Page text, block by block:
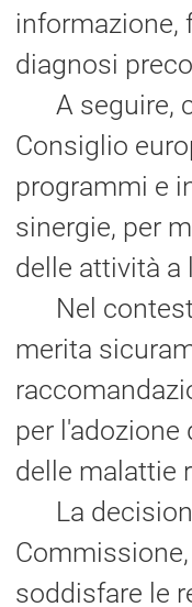
informazione,
diagnosi
A seguire,
Consiglio
programmi e
sinergie, per
delle attività a
Nel
merita
per l'adozione
delle malattie
La
soddisfare le